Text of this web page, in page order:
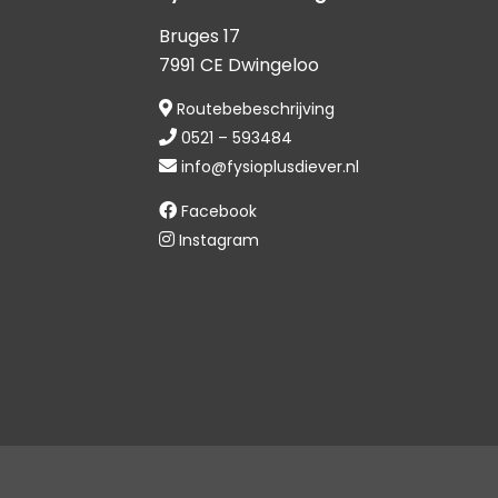
Bruges 17
7991 CE Dwingeloo
Routebebeschrijving
0521 – 593484
info@fysioplusdiever.nl
Facebook
Instagram